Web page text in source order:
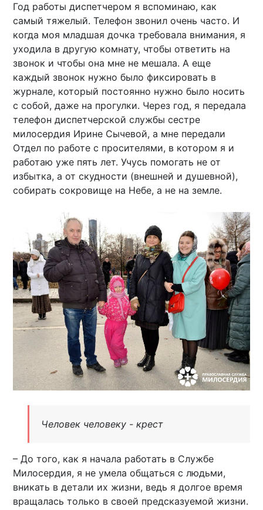
Год работы диспетчером я вспоминаю, как
самый тяжелый. Телефон звонил очень часто. И
когда моя младшая дочка требовала внимания, я
уходила в другую комнату, чтобы ответить на
звонок и чтобы она мне не мешала. А еще
каждый звонок нужно было фиксировать в
журнале, который постоянно нужно было носить
с собой, даже на прогулки. Через год, я передала
телефон диспетчерской службы сестре
милосердия Ирине Сычевой, а мне передали
Отдел по работе с просителями, в котором я и
работаю уже пять лет. Учусь помогать не от
избытка, а от скудности (внешней и душевной),
собирать сокровище на Небе, а не на земле.
Человек человеку - крест
– До того, как я начала работать в Службе
Милосердия, я не умела общаться с людьми,
вникать в детали их жизни, ведь я долгое время
вращалась только в своей предсказуемой жизни.